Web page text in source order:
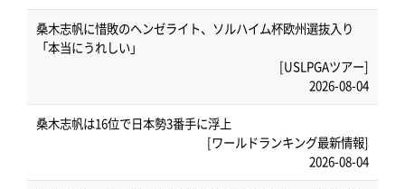
桑木志帆に惜敗のヘンゼライト、ソルハイム杯欧州選抜入り
「本当にうれしい」
[USLPGAツアー]
2026-08-04
桑木志帆は16位で日本勢3番手に浮上
[ワールドランキング最新情報]
2026-08-04